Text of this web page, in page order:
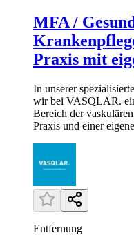
MFA /
Praxis mit
In unserer
wir bei VASQLAR.
Bereich der
Praxis und einer
Entfernung